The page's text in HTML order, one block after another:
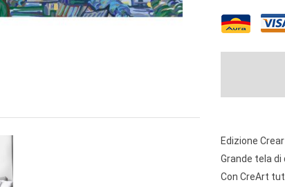
Edizione
Grande tela
Con CreArt